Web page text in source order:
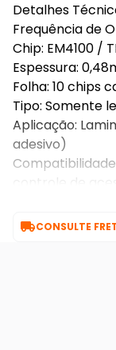
Detalhes
Frequência de
Chip: EM4100 /
Espessura:
Folha: 10 chips
Tipo: Somente
Aplicação:
adesivo)
controle de
CONSULTE